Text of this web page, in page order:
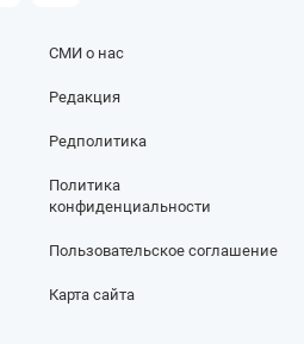
СМИ о нас
Редакция
Редполитика
Политика
конфиденциальности
Пользовательское соглашение
Карта сайта